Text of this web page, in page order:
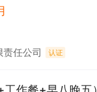
任公司 认证